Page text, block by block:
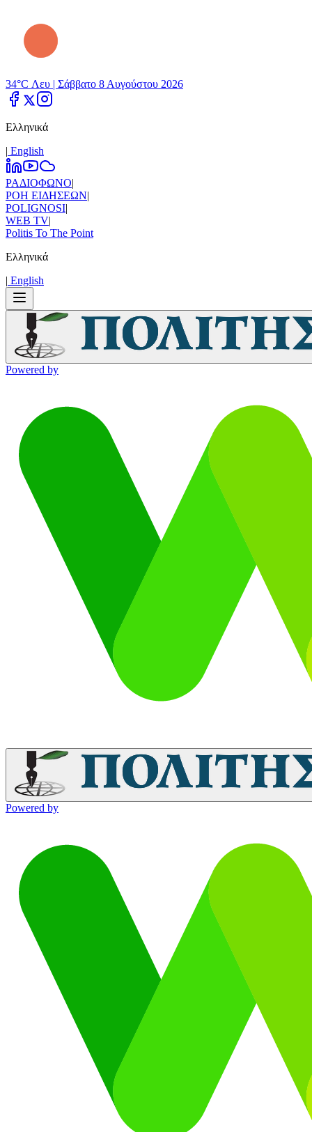
34°C Λευ | Σάββατο 8 Αυγούστου 2026
Ελληνικά
| Εnglish
ΡΑΔΙΟΦΩΝΟ|
ΡΟΗ ΕΙΔΗΣΕΩΝ|
POLIGNOSI|
WEB TV|
Politis To The Point
Ελληνικά
| Εnglish
Powered by
Powered by